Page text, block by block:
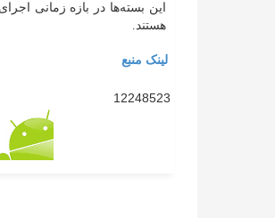
هستند.
لینک منبع
12248523